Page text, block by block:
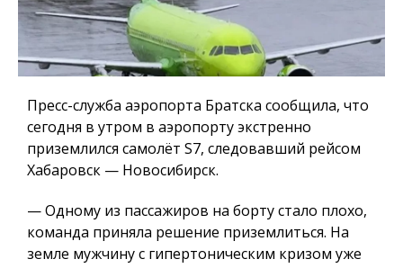
Пресс-служба аэропорта Братска сообщила, что
сегодня в утром в аэропорту экстренно
приземлился самолёт S7, следовавший рейсом
Хабаровск — Новосибирск.
— Одному из пассажиров на борту стало плохо,
команда приняла решение приземлиться. На
земле мужчину с гипертоническим кризом уже